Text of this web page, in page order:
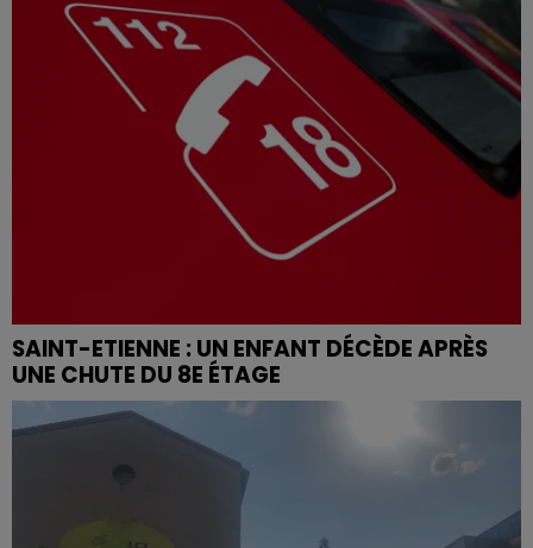
SAINT-ETIENNE : UN ENFANT DÉCÈDE APRÈS
UNE CHUTE DU 8E ÉTAGE